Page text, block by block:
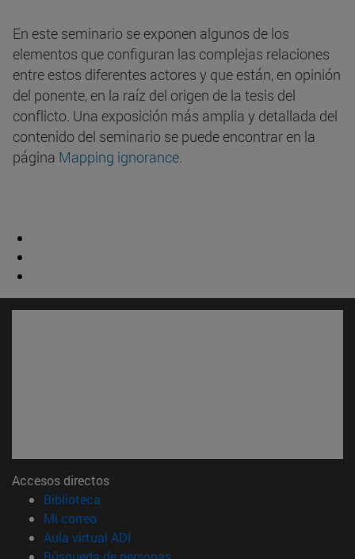
En este seminario se exponen algunos de los
elementos que configuran las complejas relaciones
entre estos diferentes actores y que están, en opinión
del ponente, en la raíz del origen de la tesis del
conflicto. Una exposición más amplia y detallada del
contenido del seminario se puede encontrar en la
página Mapping ignorance.
Accesos directos
Biblioteca
Mi correo(abre en nueva ventana)
Aula virtual ADI
(abre en nueva ventana)